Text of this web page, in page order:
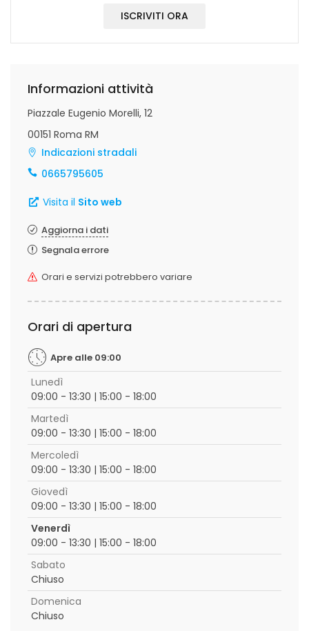
ISCRIVITI ORA
Informazioni attività
Piazzale Eugenio Morelli, 12
00151 Roma RM
Indicazioni stradali
0665795605
Visita il Sito web
Aggiorna i dati
Segnala errore
Orari e servizi potrebbero variare
Orari di apertura
Apre alle 09:00
Lunedì
09:00 - 13:30 | 15:00 - 18:00
Martedì
09:00 - 13:30 | 15:00 - 18:00
Mercoledì
09:00 - 13:30 | 15:00 - 18:00
Giovedì
09:00 - 13:30 | 15:00 - 18:00
Venerdì
09:00 - 13:30 | 15:00 - 18:00
Sabato
Chiuso
Domenica
Chiuso